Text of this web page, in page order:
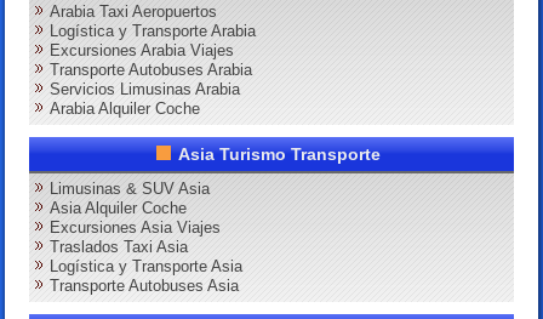
Arabia Taxi Aeropuertos
Logística y Transporte Arabia
Excursiones Arabia Viajes
Transporte Autobuses Arabia
Servicios Limusinas Arabia
Arabia Alquiler Coche
Asia Turismo Transporte
Limusinas & SUV Asia
Asia Alquiler Coche
Excursiones Asia Viajes
Traslados Taxi Asia
Logística y Transporte Asia
Transporte Autobuses Asia